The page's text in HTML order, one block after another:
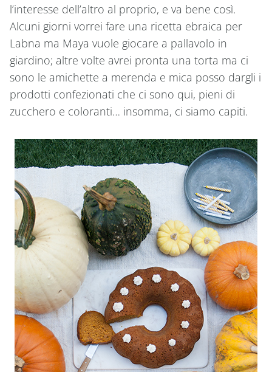
l’interesse dell’altro al proprio, e va bene così.
Alcuni giorni vorrei fare una ricetta ebraica per
Labna ma Maya vuole giocare a pallavolo in
giardino; altre volte avrei pronta una torta ma ci
sono le amichette a merenda e mica posso dargli i
prodotti confezionati che ci sono qui, pieni di
zucchero e coloranti… insomma, ci siamo capiti.